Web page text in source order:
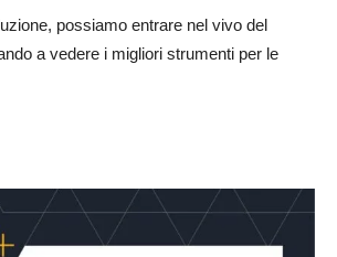
possiamo entrare nel vivo del
a vedere i migliori strumenti per le